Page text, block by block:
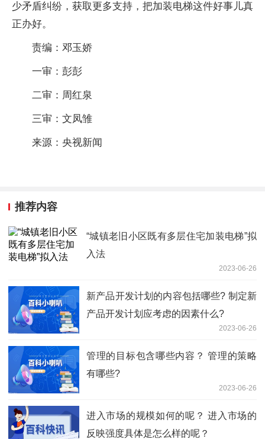
少矛盾纠纷，获取更多支持，把加装电梯这件好事儿真
正办好。
责编：邓玉娇
一审：彭彭
二审：周红泉
三审：文凤雏
来源：央视新闻
推荐内容
“城镇老旧小区既有多层住宅加装电梯”拟
入法
2023-06-26
新产品开发计划的内容包括哪些? 制定新
产品开发计划应考虑的因素什么?
2023-06-26
管理的目标包含哪些内容？ 管理的策略
有哪些?
2023-06-26
进入市场的规模如何的呢？ 进入市场的
反映强度具体是怎么样的呢？